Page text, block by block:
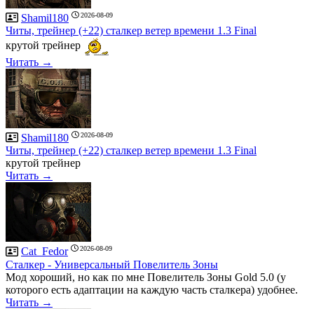
Shamil180 2026-08-09
Читы, трейнер (+22) сталкер ветер времени 1.3 Final
крутой трейнер
Читать →
Shamil180 2026-08-09
Читы, трейнер (+22) сталкер ветер времени 1.3 Final
крутой трейнер
Читать →
Cat_Fedor 2026-08-09
Сталкер - Универсальный Повелитель Зоны
Мод хороший, но как по мне Повелитель Зоны Gold 5.0 (у
которого есть адаптации на каждую часть сталкера) удобнее.
Читать →